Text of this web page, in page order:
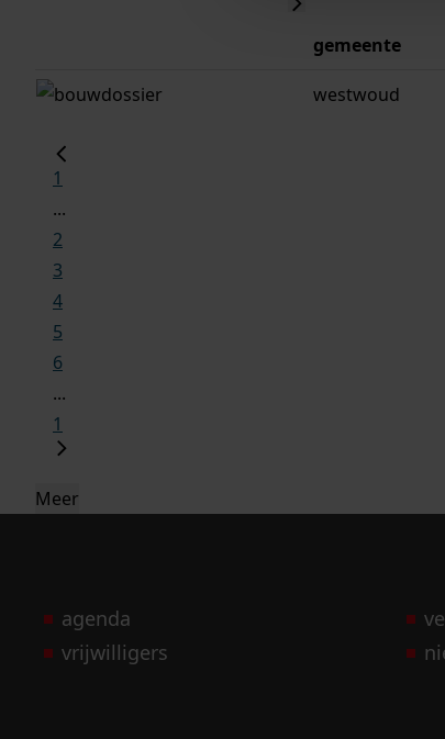
gemeente
westwoud
1
...
2
3
4
5
6
...
1
Meer
agenda
vrijwilligers